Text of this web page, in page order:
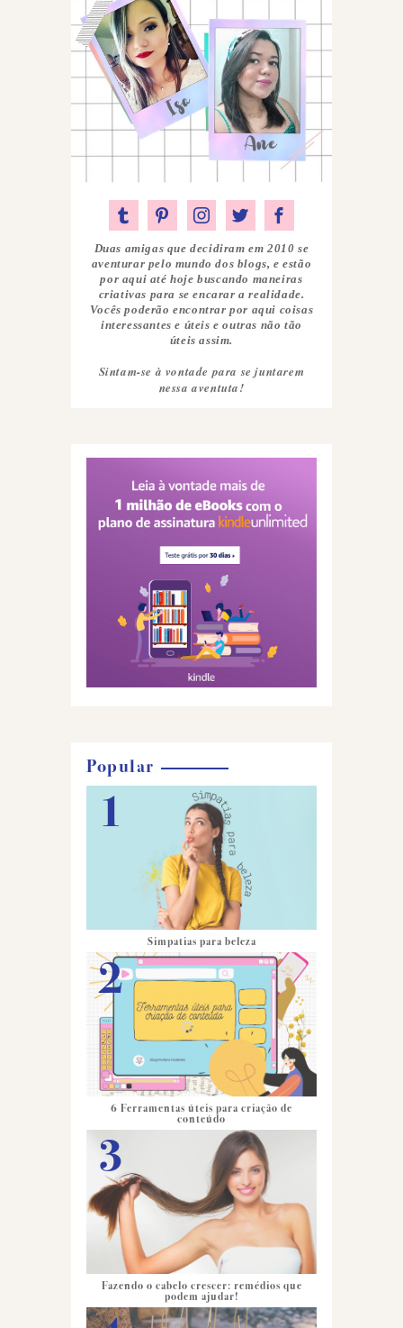
Duas amigas que decidiram em 2010 se
aventurar pelo mundo dos blogs, e estão
por aqui até hoje buscando maneiras
criativas para se encarar a realidade.
Vocês poderão encontrar por aqui coisas
interessantes e úteis e outras não tão
úteis assim.
Sintam-se à vontade para se juntarem
nessa aventuta!
Popular
Simpatias para beleza
6 Ferramentas úteis para criação de
conteúdo
Fazendo o cabelo crescer: remédios que
podem ajudar!